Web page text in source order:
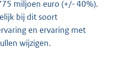
miljoen euro (+/- 40%).
bij dit soort
en ervaring met
wijzigen.